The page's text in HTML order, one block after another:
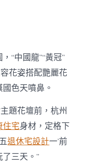
游
JIUYI
俱
意
診
設
計
熱
潮〉
中
“中國龍”“黃冠”
花姿搭配艷麗花
色天噴鼻。
題花壇前，杭州
住宅身材，定格下
退休宅設計一’前
三天。”